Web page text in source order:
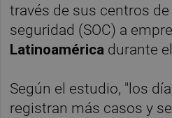
través de sus centros
seguridad (SOC) a
Latinoamérica durante
Según el estudio, "los
registran más casos y